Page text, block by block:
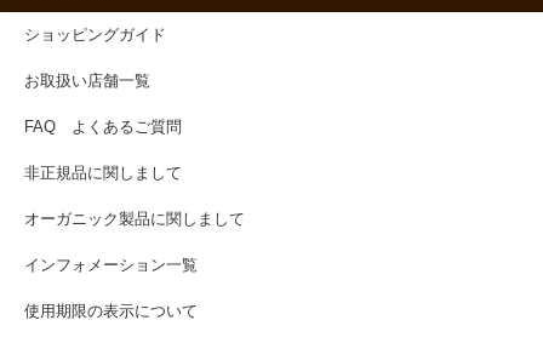
ショッピングガイド
お取扱い店舗一覧
FAQ よくあるご質問
非正規品に関しまして
オーガニック製品に関しまして
インフォメーション一覧
使用期限の表示について